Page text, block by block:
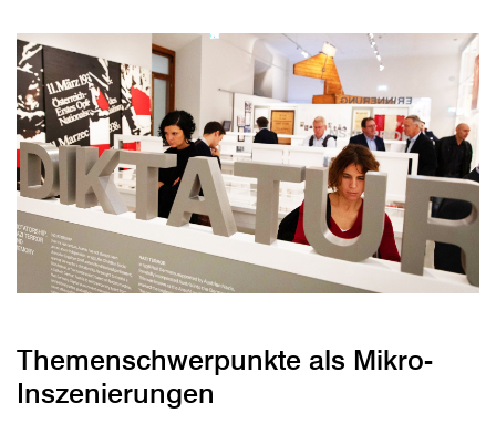
Themenschwerpunkte als Mikro-
Inszenierungen